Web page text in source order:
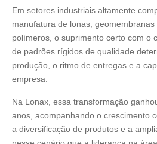
Em setores industriais altamente
manufatura de lonas,
polímeros, o suprimento certo com o
de padrões rígidos de qualidade
produção, o ritmo de entregas e a
empresa.
Na Lonax, essa transformação
anos, acompanhando o crescimento
a diversificação de produtos e a